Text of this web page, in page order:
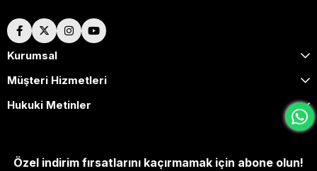
Kurumsal
Müşteri Hizmetleri
Hukuki Metinler
Özel indirim fırsatlarını kaçırmamak için abone olun!